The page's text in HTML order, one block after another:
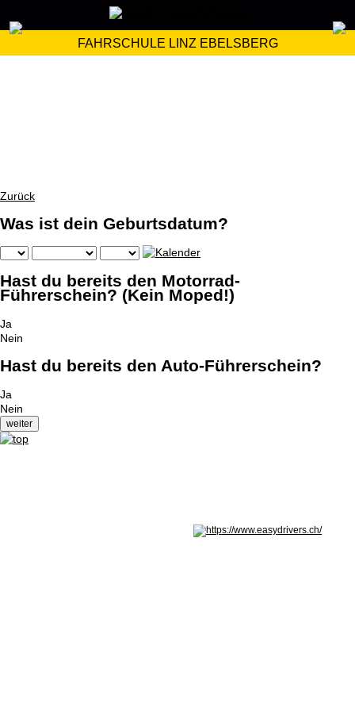
FAHRSCHULE LINZ EBELSBERG
Zurück
Was ist dein Geburtsdatum?
Hast du bereits den Motorrad-
Führerschein? (Kein Moped!)
Ja
Nein
Hast du bereits den Auto-Führerschein?
Ja
Nein